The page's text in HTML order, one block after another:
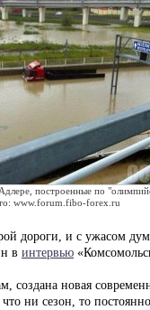
построенные по
www.forum.fibo-forex.ru
дороги, и с ужасом
в интервью
создана новая
ни сезон, то